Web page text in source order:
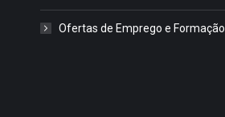
Ofertas de Emprego e Formação